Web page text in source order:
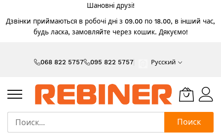
Шановні друзі!
Дзвінки приймаються в робочі дні з 09.00 по 18.00, в інший час,
будь ласка, замовляйте через кошик. Дякуємо!
068 822 5757 095 822 5757 Русский
Поиск